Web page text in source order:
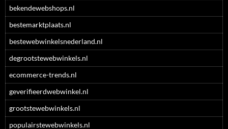
bekendewebshops.nl
bestemarktplaats.nl
bestewebwinkelsnederland.nl
degrootstewebwinkels.nl
ecommerce-trends.nl
geverifieerdwebwinkel.nl
grootstewebwinkels.nl
populairstewebwinkels.nl